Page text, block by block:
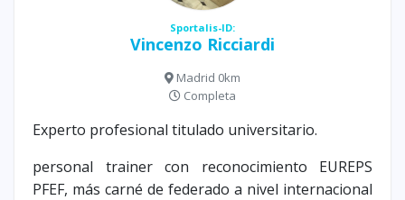
Sportalis-ID:
Vincenzo Ricciardi
Madrid 0km
Completa
Experto profesional titulado universitario.
personal trainer con reconocimiento EUREPS
PFEF, más carné de federado a nivel internacional